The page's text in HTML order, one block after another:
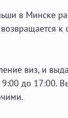
в Минске
к
виз, и
9:00 до 17:00.